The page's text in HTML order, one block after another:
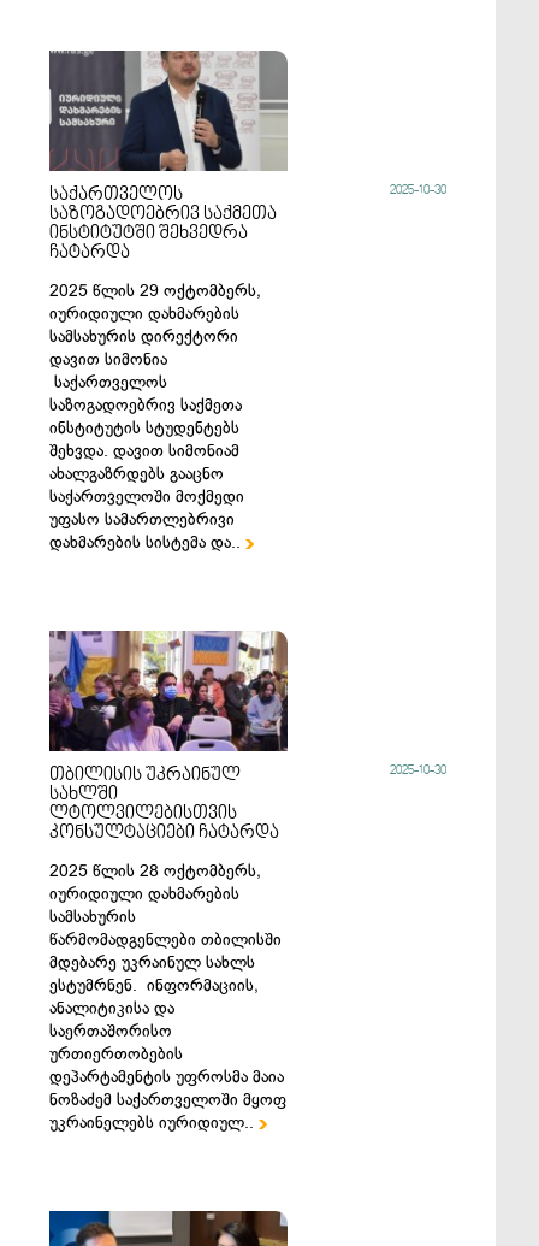
საქართველოს
საზოგადოებრივ საქმეთა
ინსტიტუტში შეხვედრა
ჩატარდა
2025 წლის 29 ოქტომბერს,
იურიდიული დახმარების
სამსახურის დირექტორი
დავით სიმონია
საქართველოს
საზოგადოებრივ საქმეთა
ინსტიტუტის სტუდენტებს
შეხვდა. დავით სიმონიამ
ახალგაზრდებს გააცნო
საქართველოში მოქმედი
უფასო სამართლებრივი
დახმარების სისტემა და..
2025-10-30
თბილისის უკრაინულ
სახლში
ლტოლვილებისთვის
კონსულტაციები ჩატარდა
2025 წლის 28 ოქტომბერს,
იურიდიული დახმარების
სამსახურის
წარმომადგენლები თბილისში
მდებარე უკრაინულ სახლს
ესტუმრნენ. ინფორმაციის,
ანალიტიკისა და
საერთაშორისო
ურთიერთობების
დეპარტამენტის უფროსმა მაია
ნოზაძემ საქართველოში მყოფ
უკრაინელებს იურიდიულ..
2025-10-30